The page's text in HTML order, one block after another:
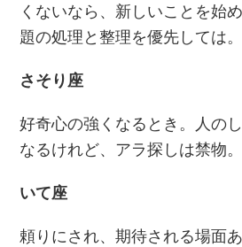
くないなら、新しいことを始
題の処理と整理を優先しては。
さそり座
好奇心の強くなるとき。人の
なるけれど、アラ探しは禁物。
いて座
頼りにされ、期待される場面